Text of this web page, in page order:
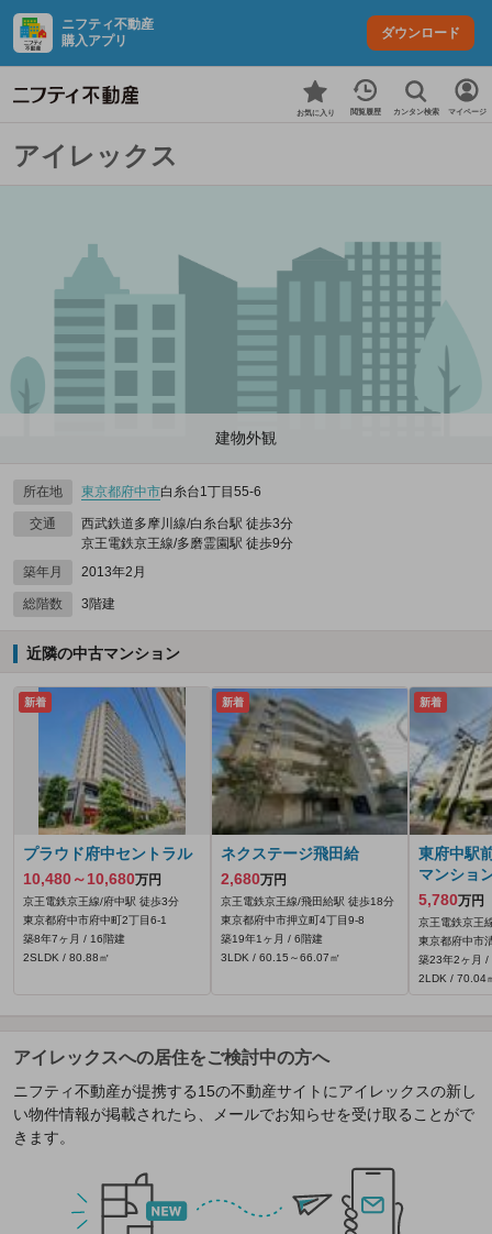
ニフティ不動産
購入アプリ
ダウンロード
お気に入り 閲覧履歴 カンタン検索 マイページ
アイレックス
建物外観
所在地 東京都府中市白糸台1丁目55-6
交通
西武鉄道多摩川線/白糸台駅 徒歩3分
京王電鉄京王線/多磨霊園駅 徒歩9分
築年月
2013年2月
総階数 3階建
近隣の中古マンション
新着
プラウド府中セントラル
10,480～10,680万円
京王電鉄京王線/府中駅 徒歩3分
東京都府中市府中町2丁目6-1
築8年7ヶ月 / 16階建
2SLDK / 80.88㎡
新着
ネクステージ飛田給
2,680万円
京王電鉄京王線/飛田給駅 徒歩18分
東京都府中市押立町4丁目9-8
築19年1ヶ月 / 6階建
3LDK / 60.15～66.07㎡
新着
東府中駅
マンショ
5,780万円
京王電鉄京王
東京都府中市
築23年2ヶ月 /
2LDK / 70.04
アイレックスへの居住をご検討中の方へ
ニフティ不動産が提携する15の不動産サイトにアイレックスの新し
い物件情報が掲載されたら、メールでお知らせを受け取ることがで
きます。